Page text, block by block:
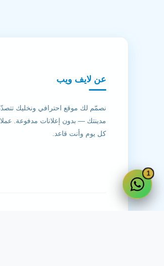
عن لايف ويب
مدينتك — بدون إعلانات مدفوعة.
كل يوم وأنت قاعد.
1